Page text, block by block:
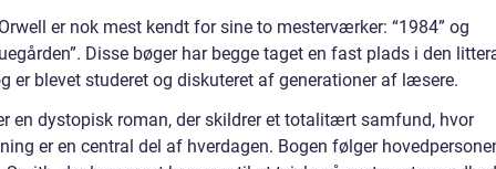
er nok mest kendt for sine to mesterværker: “1984” og
Disse bøger har begge taget en fast plads i den
er blevet studeret og diskuteret af generationer af læsere.
en dystopisk roman, der skildrer et totalitært samfund, hvor
er en central del af hverdagen. Bogen følger